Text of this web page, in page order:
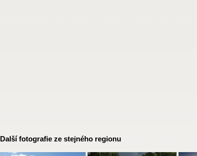
Další fotografie ze stejného regionu